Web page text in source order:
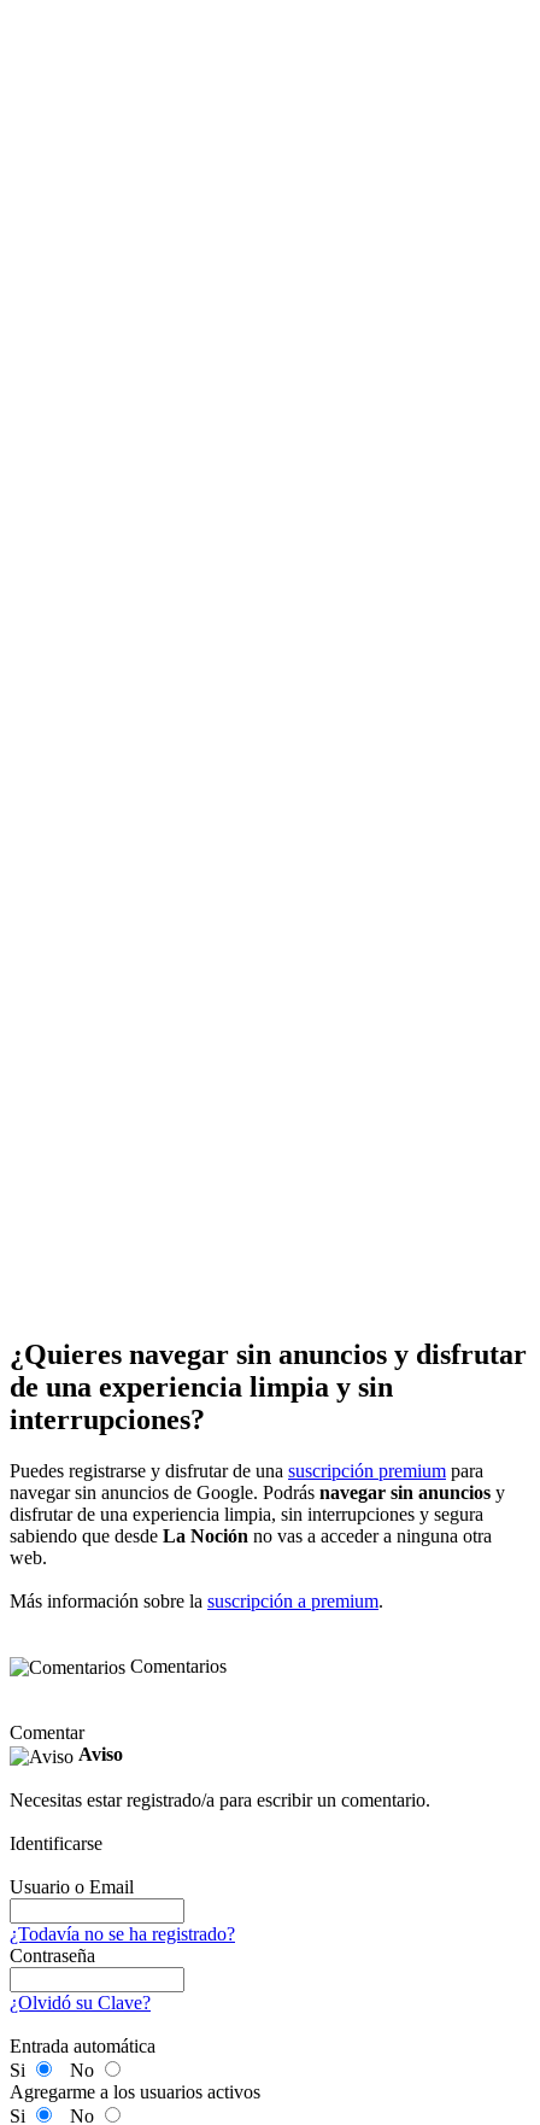
¿Quieres navegar sin anuncios y disfrutar
de una experiencia limpia y sin
interrupciones?
Puedes registrarse y disfrutar de una suscripción premium para
navegar sin anuncios de Google. Podrás navegar sin anuncios y
disfrutar de una experiencia limpia, sin interrupciones y segura
sabiendo que desde La Noción no vas a acceder a ninguna otra
web.
Más información sobre la suscripción a premium.
Comentarios
Comentar
Aviso
Necesitas estar registrado/a para escribir un comentario.
Identificarse
Usuario o Email
¿Todavía no se ha registrado?
Contraseña
¿Olvidó su Clave?
Entrada automática
Si
No
Agregarme a los usuarios activos
Si
No